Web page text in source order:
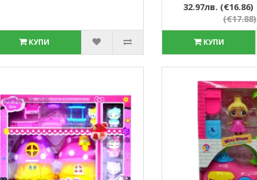
КУПИ
32.97лв. (€16.86)
(€17.88)
КУПИ